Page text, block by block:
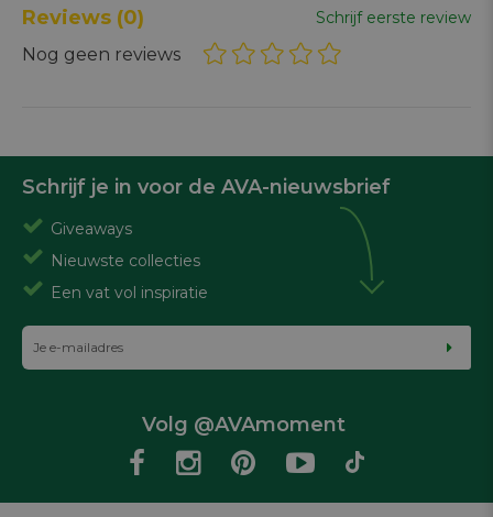
Reviews (0) Schrijf eerste review
Nog geen reviews
Schrijf je in voor de AVA-nieuwsbrief
Giveaways
Nieuwste collecties
Een vat vol inspiratie
Volg @AVAmoment